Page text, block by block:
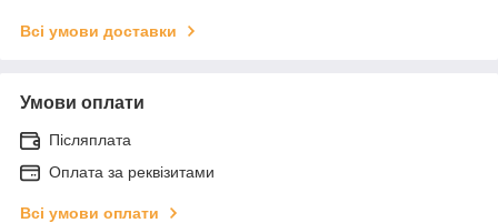
Всі умови доставки
Умови оплати
Післяплата
Оплата за реквізитами
Всі умови оплати